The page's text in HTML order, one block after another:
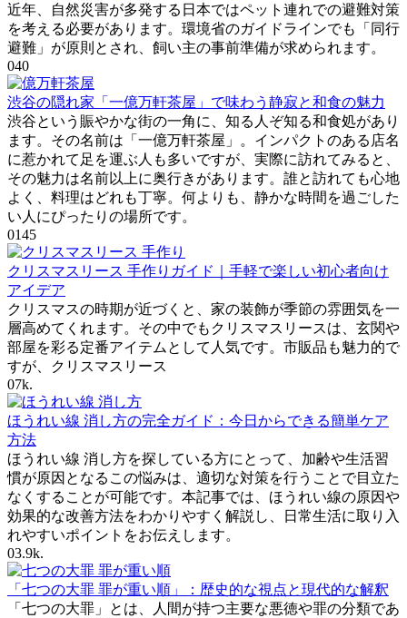
近年、自然災害が多発する日本ではペット連れでの避難対策
を考える必要があります。環境省のガイドラインでも「同行
避難」が原則とされ、飼い主の事前準備が求められます。
040
渋谷の隠れ家「一億万軒茶屋」で味わう静寂と和食の魅力
渋谷という賑やかな街の一角に、知る人ぞ知る和食処があり
ます。その名前は「一億万軒茶屋」。インパクトのある店名
に惹かれて足を運ぶ人も多いですが、実際に訪れてみると、
その魅力は名前以上に奥行きがあります。誰と訪れても心地
よく、料理はどれも丁寧。何よりも、静かな時間を過ごした
い人にぴったりの場所です。
0145
クリスマスリース 手作りガイド｜手軽で楽しい初心者向け
アイデア
クリスマスの時期が近づくと、家の装飾が季節の雰囲気を一
層高めてくれます。その中でもクリスマスリースは、玄関や
部屋を彩る定番アイテムとして人気です。市販品も魅力的で
すが、クリスマスリース
07k.
ほうれい線 消し方の完全ガイド：今日からできる簡単ケア
方法
ほうれい線 消し方を探している方にとって、加齢や生活習
慣が原因となるこの悩みは、適切な対策を行うことで目立た
なくすることが可能です。本記事では、ほうれい線の原因や
効果的な改善方法をわかりやすく解説し、日常生活に取り入
れやすいポイントをお伝えします。
03.9k.
「七つの大罪 罪が重い順」：歴史的な視点と現代的な解釈
「七つの大罪」とは、人間が持つ主要な悪徳や罪の分類であ